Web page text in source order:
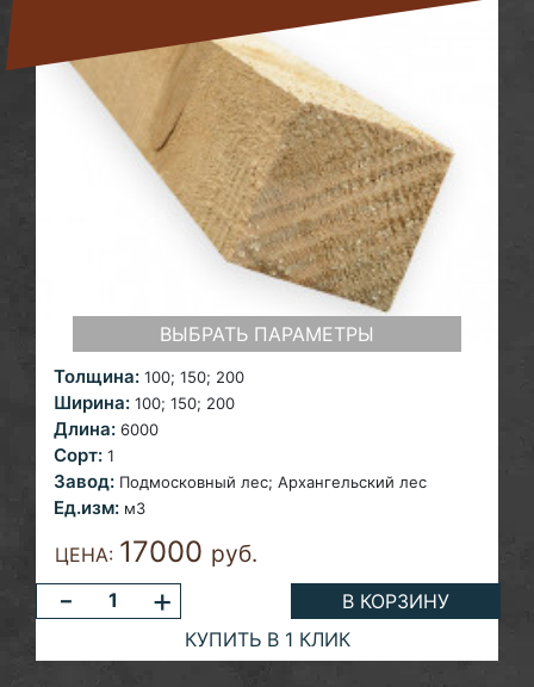
ВЫБРАТЬ ПАРАМЕТРЫ
Толщина: 100; 150; 200
Ширина: 100; 150; 200
Длина: 6000
Сорт: 1
Завод: Подмосковный лес; Архангельский лес
Ед.изм: м3
ЦЕНА: 17000 руб.
- +
В КОРЗИНУ
КУПИТЬ В 1 КЛИК